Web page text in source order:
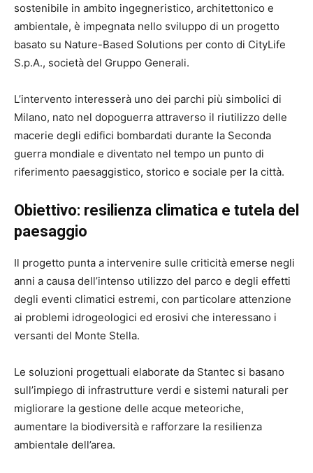
sostenibile in ambito ingegneristico, architettonico e
ambientale, è impegnata nello sviluppo di un progetto
basato su Nature-Based Solutions per conto di CityLife
S.p.A., società del Gruppo Generali.
L’intervento interesserà uno dei parchi più simbolici di
Milano, nato nel dopoguerra attraverso il riutilizzo delle
macerie degli edifici bombardati durante la Seconda
guerra mondiale e diventato nel tempo un punto di
riferimento paesaggistico, storico e sociale per la città.
Obiettivo: resilienza climatica e tutela del
paesaggio
Il progetto punta a intervenire sulle criticità emerse negli
anni a causa dell’intenso utilizzo del parco e degli effetti
degli eventi climatici estremi, con particolare attenzione
ai problemi idrogeologici ed erosivi che interessano i
versanti del Monte Stella.
Le soluzioni progettuali elaborate da Stantec si basano
sull’impiego di infrastrutture verdi e sistemi naturali per
migliorare la gestione delle acque meteoriche,
aumentare la biodiversità e rafforzare la resilienza
ambientale dell’area.